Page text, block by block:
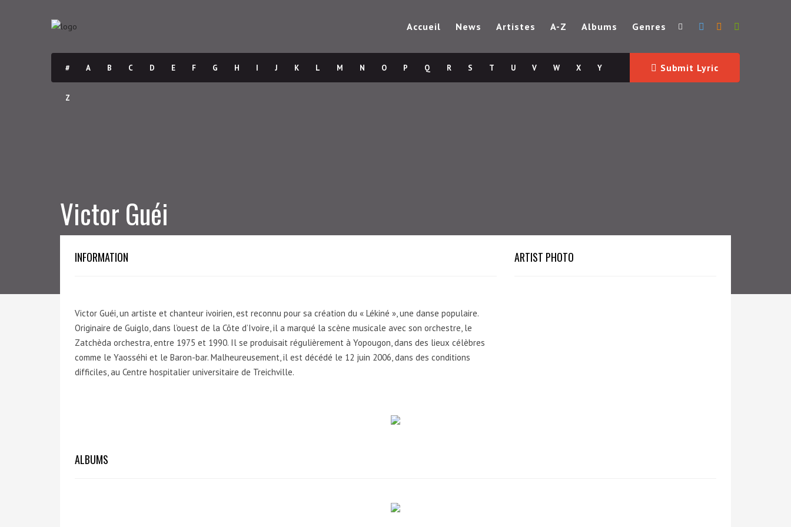
Accueil News Artistes A-Z Albums Genres
# A B C D E F G H I J K L M N O P Q R S T U V W X Y
Z
Submit Lyric
Victor Guéi
INFORMATION
Victor Guéi, un artiste et chanteur ivoirien, est reconnu pour sa création du « Lékiné », une danse populaire.
Originaire de Guiglo, dans l’ouest de la Côte d’Ivoire, il a marqué la scène musicale avec son orchestre, le
Zatchèda orchestra, entre 1975 et 1990. Il se produisait régulièrement à Yopougon, dans des lieux célèbres
comme le Yaosséhi et le Baron-bar. Malheureusement, il est décédé le 12 juin 2006, dans des conditions
difficiles, au Centre hospitalier universitaire de Treichville.
ARTIST PHOTO
ALBUMS